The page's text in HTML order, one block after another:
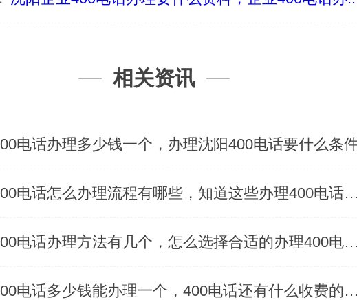
相关资讯
电话办理多少钱一个，办理沈阳400电话要什么条
辽宁400电话怎么办理流程有哪些，知道这些办理400电话效率提高
辽宁400电话办理方法有几个，怎么选择合适的办理400电话方式
沈阳400电话多少钱能办理一个，400电话还有什么收费的功能